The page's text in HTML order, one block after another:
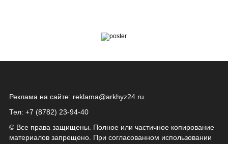
Реклама на сайте: reklama@arkhyz24.ru
Тел: +7 (8782) 23‑94‑40
© Все права защищены. Полное или частичное копирование
материалов запрещено. При согласованном использовании